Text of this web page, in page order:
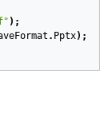
);
. Pptx);